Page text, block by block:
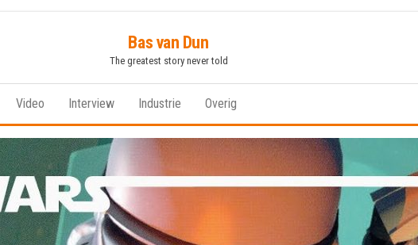
Bas van Dun
The greatest story never told
Video Interview Industrie Overig